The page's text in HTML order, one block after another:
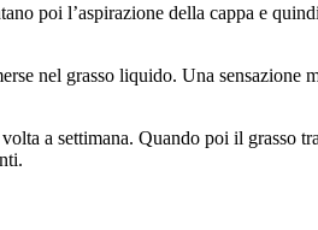
poi l’aspirazione della cappa e
nel grasso liquido. Una sensazione
a settimana. Quando poi il grasso